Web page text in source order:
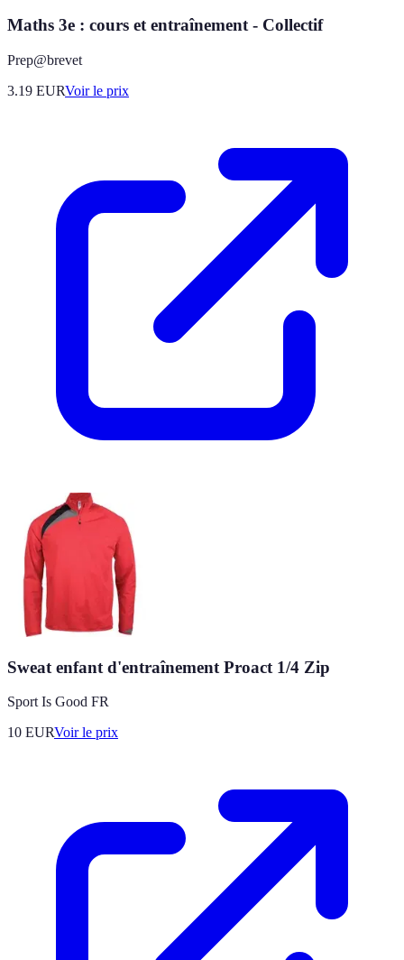
Maths 3e : cours et entraînement - Collectif
Prep@brevet
3.19 EURVoir le prix
Sweat enfant d'entraînement Proact 1/4 Zip
Sport Is Good FR
10 EURVoir le prix